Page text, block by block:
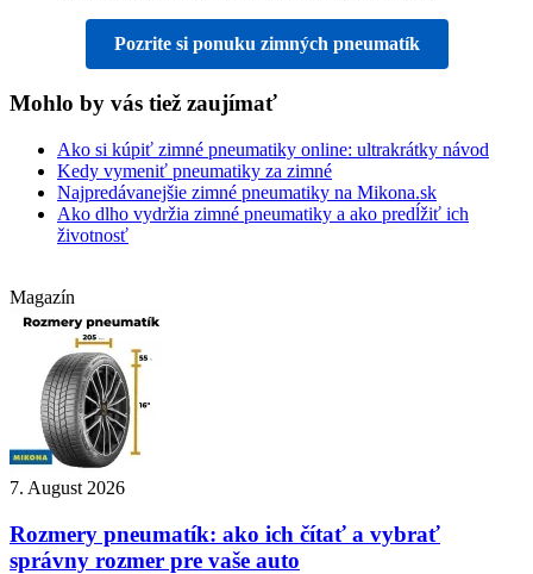
Pozrite si ponuku zimných pneumatík
Mohlo by vás tiež zaujímať
Ako si kúpiť zimné pneumatiky online: ultrakrátky návod
Kedy vymeniť pneumatiky za zimné
Najpredávanejšie zimné pneumatiky na Mikona.sk
Ako dlho vydržia zimné pneumatiky a ako predĺžiť ich
životnosť
Magazín
7. August 2026
Rozmery pneumatík: ako ich čítať a vybrať
správny rozmer pre vaše auto